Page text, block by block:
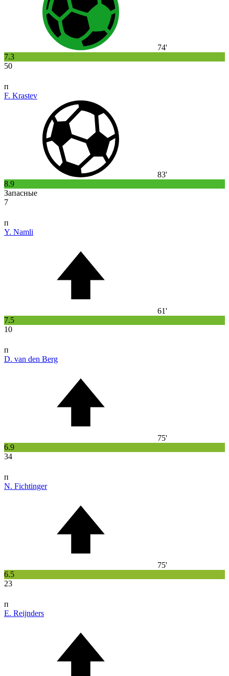
74'
7.3
50
п
F. Krastev
83'
8.9
Запасные
7
п
Y. Namli
61'
7.5
10
п
D. van den Berg
75'
6.9
34
п
N. Fichtinger
75'
6.5
23
п
E. Reijnders